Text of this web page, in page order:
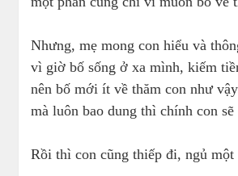
Nhưng, mẹ mong con hiểu và
vì giờ bố sống ở xa mình, kiếm
nên bố mới ít về thăm con như
mà luôn bao dung thì chính con
Rồi thì con cũng thiếp đi, ngủ một